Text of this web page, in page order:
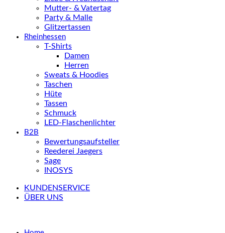
Mutter- & Vatertag
Party & Malle
Glitzertassen
Rheinhessen
T-Shirts
Damen
Herren
Sweats & Hoodies
Taschen
Hüte
Tassen
Schmuck
LED-Flaschenlichter
B2B
Bewertungsaufsteller
Reederei Jaegers
Sage
INOSYS
KUNDENSERVICE
ÜBER UNS